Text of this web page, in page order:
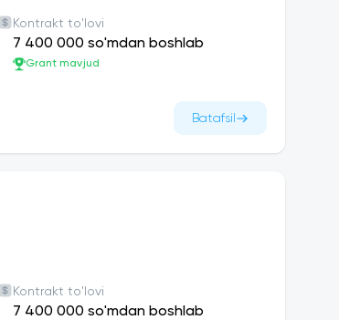
Kontrakt to'lovi
7 400 000 so'mdan boshlab
Grant mavjud
Batafsil
Kontrakt to'lovi
7 400 000 so'mdan boshlab